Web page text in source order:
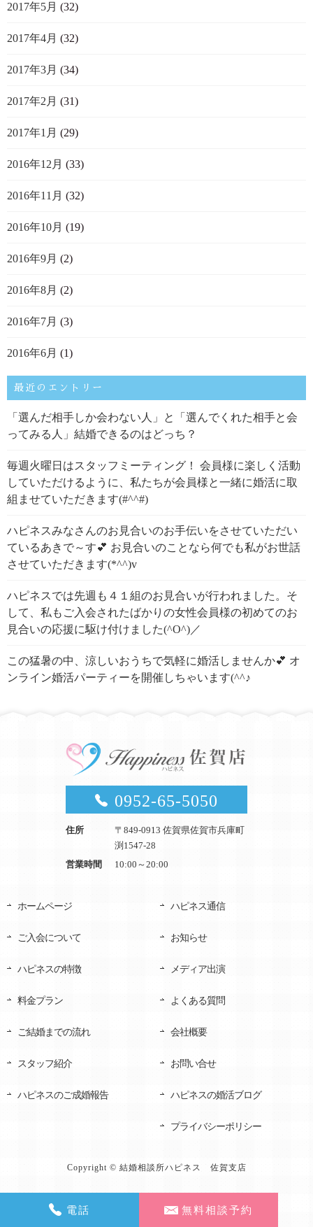
2017年5月 (32)
2017年4月 (32)
2017年3月 (34)
2017年2月 (31)
2017年1月 (29)
2016年12月 (33)
2016年11月 (32)
2016年10月 (19)
2016年9月 (2)
2016年8月 (2)
2016年7月 (3)
2016年6月 (1)
最近のエントリー
「選んだ相手しか会わない人」と「選んでくれた相手と会
ってみる人」結婚できるのはどっち？
毎週火曜日はスタッフミーティング！ 会員様に楽しく活動
していただけるように、私たちが会員様と一緒に婚活に取
組ませていただきます(#^^#)
ハピネスみなさんのお見合いのお手伝いをさせていただい
ているあきで～す💕 お見合いのことなら何でも私がお世話
させていただきます(*^^)v
ハピネスでは先週も４１組のお見合いが行われました。そ
して、私もご入会されたばかりの女性会員様の初めてのお
見合いの応援に駆け付けました(^O^)／
この猛暑の中、涼しいおうちで気軽に婚活しませんか💕 オ
ンライン婚活パーティーを開催しちゃいます(^^♪
0952-65-5050
住所
〒849-0913 佐賀県佐賀市兵庫町
渕1547-28
営業時間
10:00～20:00
ホームページ
ご入会について
ハピネスの特徴
料金プラン
ご結婚までの流れ
スタッフ紹介
ハピネスのご成婚報告
ハピネス通信
お知らせ
メディア出演
よくある質問
会社概要
お問い合せ
ハピネスの婚活ブログ
プライバシーポリシー
Copyright © 結婚相談所ハピネス 佐賀支店
電話 無料相談予約